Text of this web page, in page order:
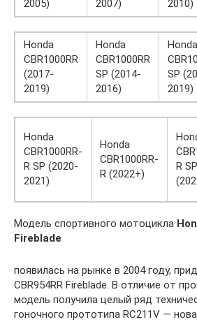
2005)
2007)
2010)
Honda
CBR1000RR
(2017-
2019)
Honda
CBR1000RR
SP (2014-
2016)
Honda
SP
2019)
Honda
CBR1000RR-
R SP (2020-
2021)
Honda
CBR1000RR-
R (2022+)
R SP
Модель спортивного мотоцикла
Fireblade
появилась на рынке в 2004 году,
CBR954RR Fireblade. В отличие от
модель получила целый ряд
гоночного прототипа RC211V —